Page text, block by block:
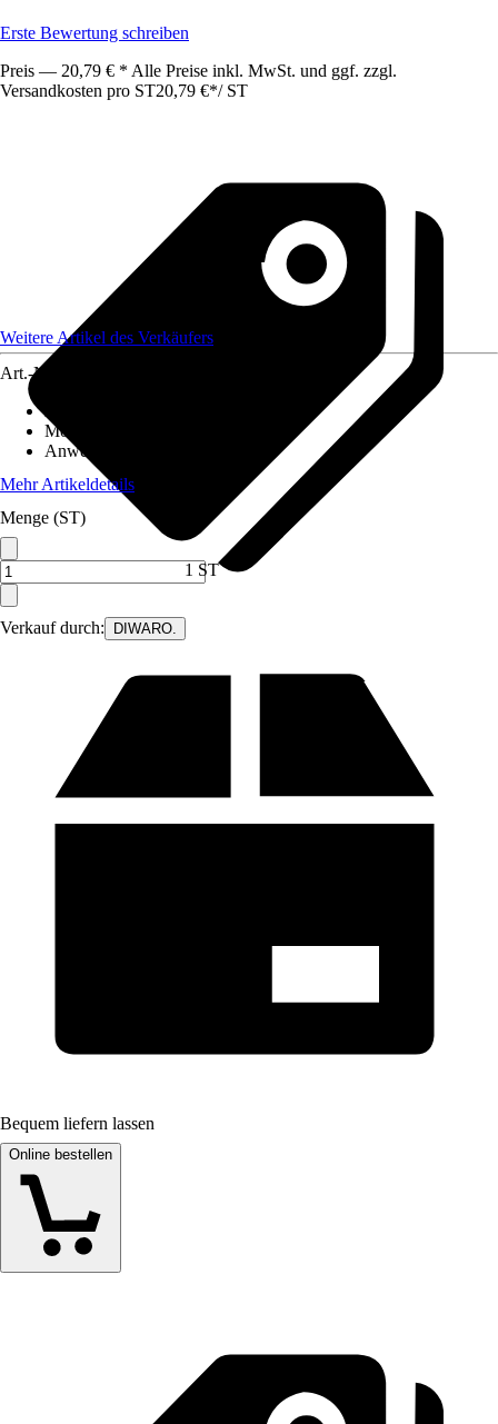
Erste Bewertung schreiben
Preis — 20,79 € * Alle Preise inkl. MwSt. und ggf. zzgl.
Versandkosten pro ST20,79 €*/ ST
Verkauf durch: DIWARO.
Weitere Artikel des Verkäufers
Art.-Nr.
Montageart
Anwendungsbereich
Mehr Artikeldetails
Menge (ST)
1 ST
Bequem liefern lassen
Online bestellen